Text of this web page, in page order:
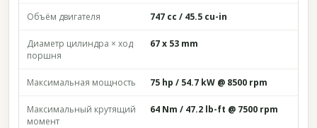
Объём двигателя 747 cc / 45.5 cu-in
Диаметр цилиндра × ход
поршня
67 x 53 mm
Максимальная мощность 75 hp / 54.7 kW @ 8500 rpm
Максимальный крутящий
момент
64 Nm / 47.2 lb-ft @ 7500 rpm